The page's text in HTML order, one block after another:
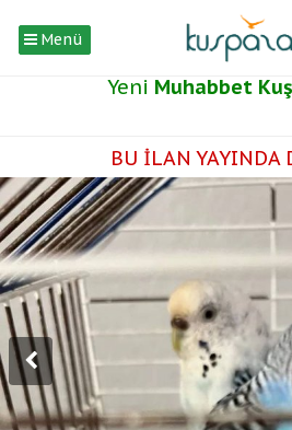
Menü
Yeni Muhabbet
BU İLAN YAYINDA